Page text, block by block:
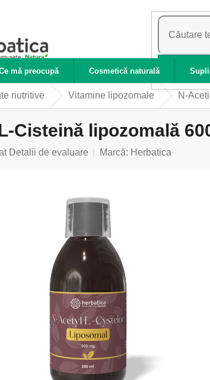
CĂUTARE
mă preocupă Cosmetică naturală
nutritive Vitamine lipozomale N-
Cisteină lipozomală
Detalii de evaluare Marcă: Herbatica